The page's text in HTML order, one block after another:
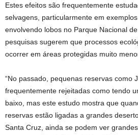
Estes efeitos são frequentemente
selvagens, particularmente em
envolvendo lobos no Parque Nacional
pesquisas sugerem que processos
ocorrer em áreas protegidas muito
“No passado, pequenas reservas como
frequentemente rejeitadas como tendo
baixo, mas este estudo mostra que
reservas estão ligadas a grandes
Santa Cruz, ainda se podem ver